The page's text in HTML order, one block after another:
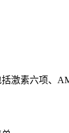
激素六项、